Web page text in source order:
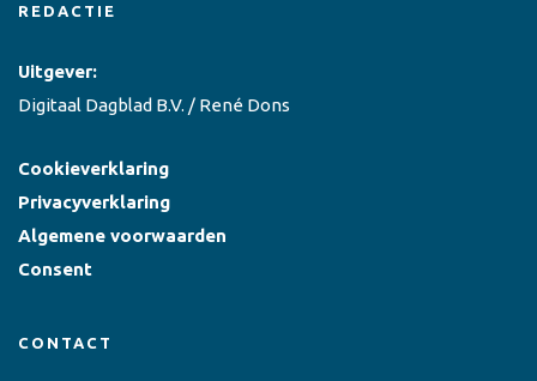
REDACTIE
Uitgever:
Digitaal Dagblad B.V. / René Dons
Cookieverklaring
Privacyverklaring
Algemene voorwaarden
Consent
CONTACT